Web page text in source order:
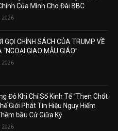
Của Mình Cho Đài BBC
2026
GỌI CHÍNH SÁCH CỦA TRUMP VỀ
“NGOẠI GIAO MẪU GIÁO”
2026
Đỏ Khi Chỉ Số Kinh Tế “Then Chốt
Giới Phát Tín Hiệu Nguy Hiểm
bầu Cử Giữa Kỳ
2026